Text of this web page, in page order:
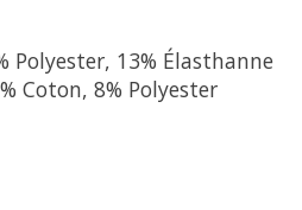
Polyester, 13% Élasthanne
Coton, 8% Polyester